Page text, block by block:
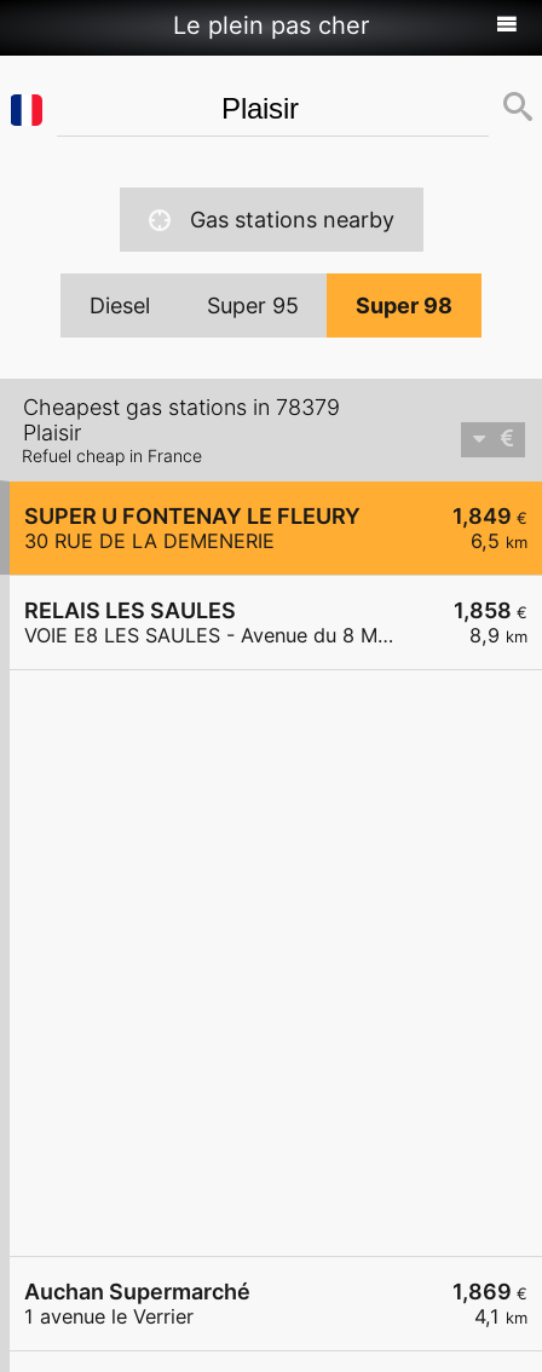
Le plein pas cher
Gas stations nearby
Diesel Super 95 Super 98
Cheapest gas stations in 78379
Plaisir
Refuel cheap in France
1,849 €
6,5 km
SUPER U FONTENAY LE FLEURY
30 RUE DE LA DEMENERIE
1,858 €
8,9 km
RELAIS LES SAULES
VOIE E8 LES SAULES - Avenue du 8 Mai 1945
1,869 €
4,1 km
Auchan Supermarché
1 avenue le Verrier